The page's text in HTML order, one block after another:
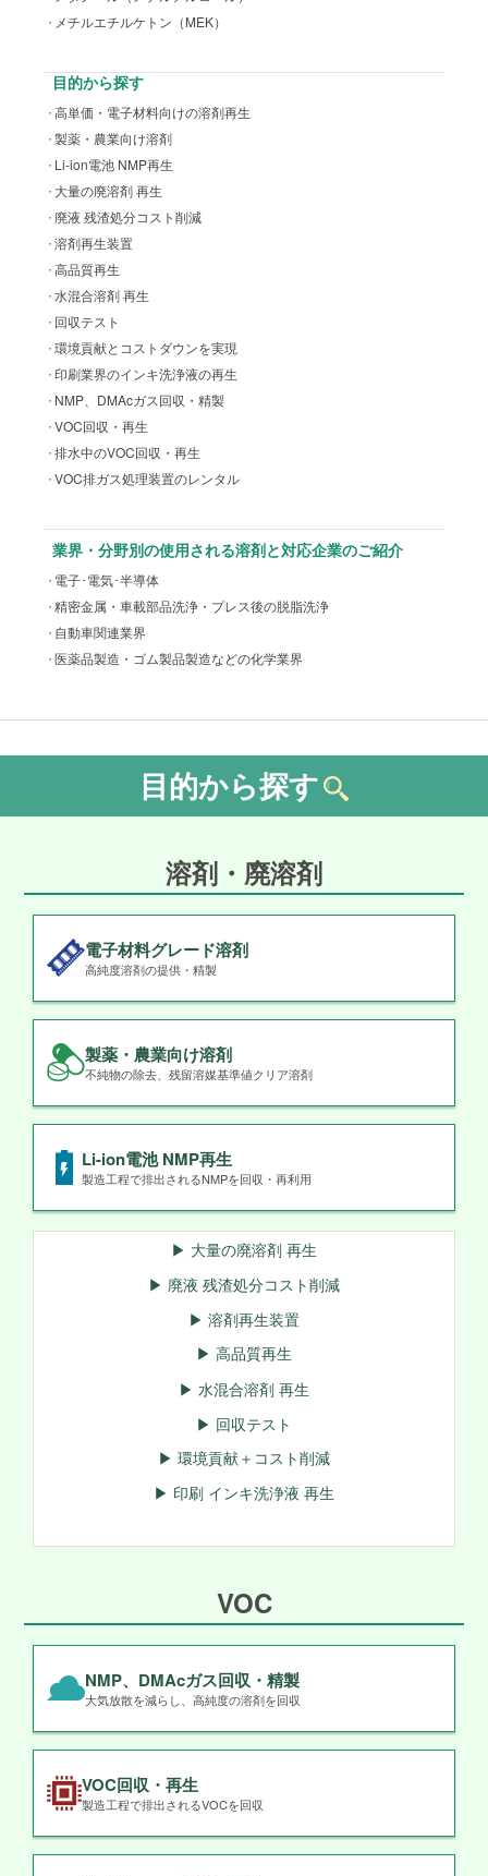
メチルエチルケトン（MEK）
目的から探す
高単価・電子材料向けの溶剤再生
製薬・農業向け溶剤
Li-ion電池 NMP再生
大量の廃溶剤 再生
廃液 残渣処分コスト削減
溶剤再生装置
高品質再生
水混合溶剤 再生
回収テスト
環境貢献とコストダウンを実現
印刷業界のインキ洗浄液の再生
NMP、DMAcガス回収・精製
VOC回収・再生
排水中のVOC回収・再生
VOC排ガス処理装置のレンタル
業界・分野別の使用される溶剤と対応企業のご紹介
電子･電気･半導体
精密金属・車載部品洗浄・プレス後の脱脂洗浄
自動車関連業界
医薬品製造・ゴム製品製造などの化学業界
目的から探す
溶剤・廃溶剤
電子材料グレード溶剤
高純度溶剤の提供・精製
製薬・農業向け溶剤
不純物の除去、残留溶媒基準値クリア溶剤
Li-ion電池 NMP再生
製造工程で排出されるNMPを回収・再利用
▶ 大量の廃溶剤 再生
▶ 廃液 残渣処分コスト削減
▶ 溶剤再生装置
▶ 高品質再生
▶ 水混合溶剤 再生
▶ 回収テスト
▶ 環境貢献＋コスト削減
▶ 印刷 インキ洗浄液 再生
VOC
NMP、DMAcガス回収・精製
大気放散を減らし、高純度の溶剤を回収
VOC回収・再生
製造工程で排出されるVOCを回収